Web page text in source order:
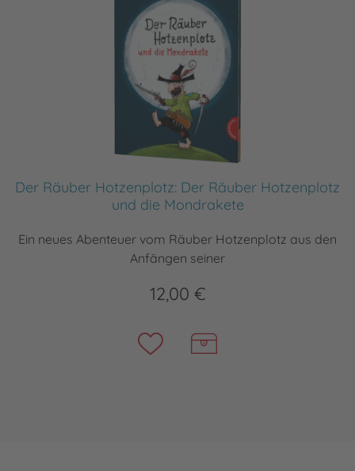
Der Räuber Hotzenplotz: Der Räuber Hotzenplotz
und die Mondrakete
Ein neues Abenteuer vom Räuber Hotzenplotz aus den
Anfängen seiner
12,00 €